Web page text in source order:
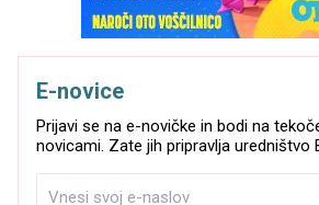
E-novice
Prijavi se na e-novičke in bodi na
novicami. Zate jih pripravlja uredništvo